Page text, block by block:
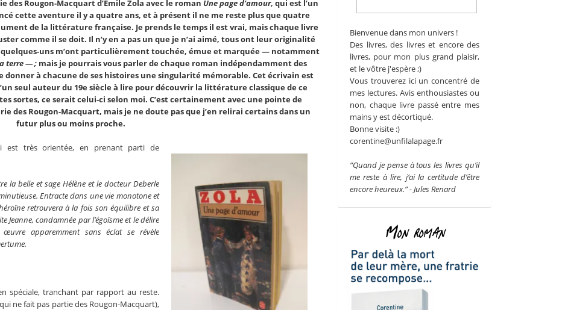
Rougon-Macquart d’Emile Zola avec le roman Une page d’amour, qui est l’un
cette aventure il y a quatre ans, et à présent il ne me reste plus que quatre
de la littérature française. Je prends le temps il est vrai, mais chaque livre
comme il se doit. Il n’y en a pas un que je n’ai aimé, tous ont leur originalité
uns m’ont particulièrement touchée, émue et marquée — notamment
terre — ; mais je pourrais vous parler de chaque roman indépendamment des
donner à chacune de ses histoires une singularité mémorable. Cet écrivain est
seul auteur du 19e siècle à lire pourdécouvrir la littérature classique de ce
sortes, ce serait celui-ci selon moi. C’est certainement avec une pointe de
des Rougon-Macquart, mais je ne doute pas que j’en relirai certains dans un
futur plus ou moins proche.
est très orientée, en prenant parti de
la belle et sage Hélène et le docteur Deberle
Entracte dans une vie monotone et
retrouvera à la fois son équilibre et sa
Jeanne, condamnée par l’égoïsme et le délire
apparemment sans éclat se révèle
spéciale, tranchant par rapport au reste.
ne fait pas partie des Rougon-Macquart),
Bienvenue dans mon univers !
Des livres, des livres et encore des
livres, pour mon plus grand plaisir,
et le vôtre j'espère ;)
Vous trouverez ici un concentré de
mes lectures. Avis enthousiastes ou
non, chaque livre passé entre mes
mains y est décortiqué.
Bonne visite :)
corentine@unfilalapage.fr
“Quand je pense à tous les livres qu’il
me reste à lire, j’ai la certitude d’être
encore heureux.” - Jules Renard
Mon roman